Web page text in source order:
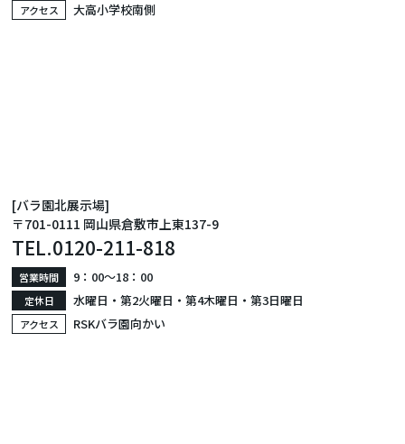
アクセス 大高小学校南側
[バラ園北展示場]
〒701-0111 岡山県倉敷市上東137-9
TEL.0120-211-818
営業時間 9：00〜18：00
定休日 水曜日・第2火曜日・第4木曜日・第3日曜日
アクセス RSKバラ園向かい